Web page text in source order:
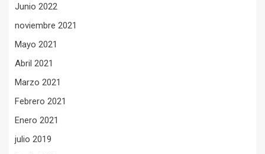
Junio 2022
noviembre 2021
Mayo 2021
Abril 2021
Marzo 2021
Febrero 2021
Enero 2021
julio 2019